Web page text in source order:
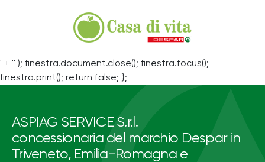
' + '' ); finestra.document.close(); finestra.focus();
finestra.print(); return false; };
ASPIAG SERVICE S.r.l.
concessionaria del marchio Despar in
Triveneto, Emilia-Romagna e